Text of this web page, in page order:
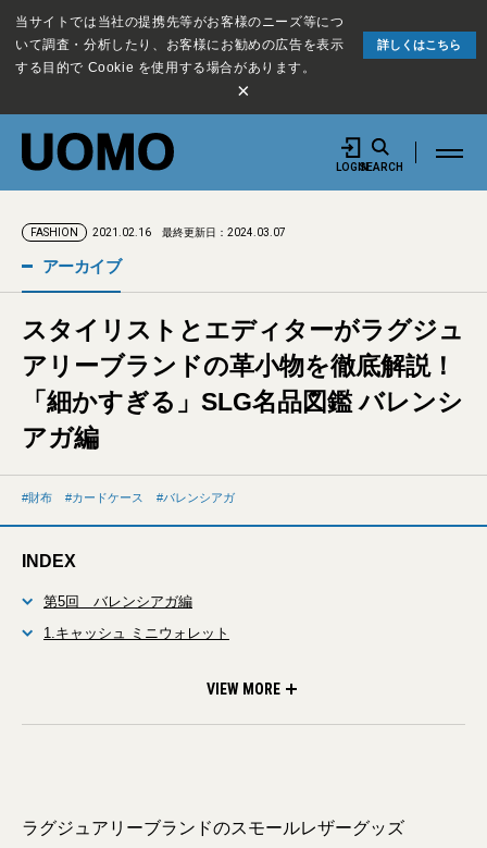
当サイトでは当社の提携先等がお客様のニーズ等につ
いて調査・分析したり、お客様にお勧めの広告を表示
する目的で Cookie を使用する場合があります。
詳しくはこちら
×
LOGINSEARCH
FASHION 2021.02.16 最終更新日：2024.03.07
アーカイブ
スタイリストとエディターがラグジュ
アリーブランドの革小物を徹底解説！
「細かすぎる」SLG名品図鑑 バレンシ
アガ編
財布 カードケース バレンシアガ
INDEX
第5回 バレンシアガ編
1.キャッシュ ミニウォレット
VIEW MORE
ラグジュアリーブランドのスモールレザーグッズ